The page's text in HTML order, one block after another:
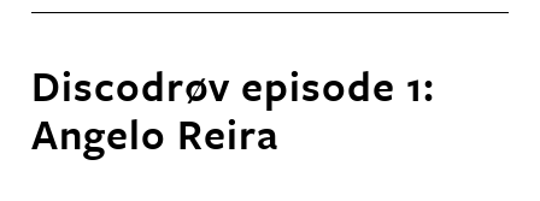
Discodrøv episode 1:
Angelo Reira